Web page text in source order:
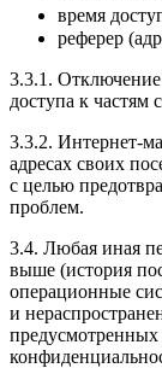
время
реферер
3.3.1.
доступа к частям
3.3.2. Интернет-
адресах своих
с целью
проблем.
3.4. Любая иная
выше (история
операционные
и